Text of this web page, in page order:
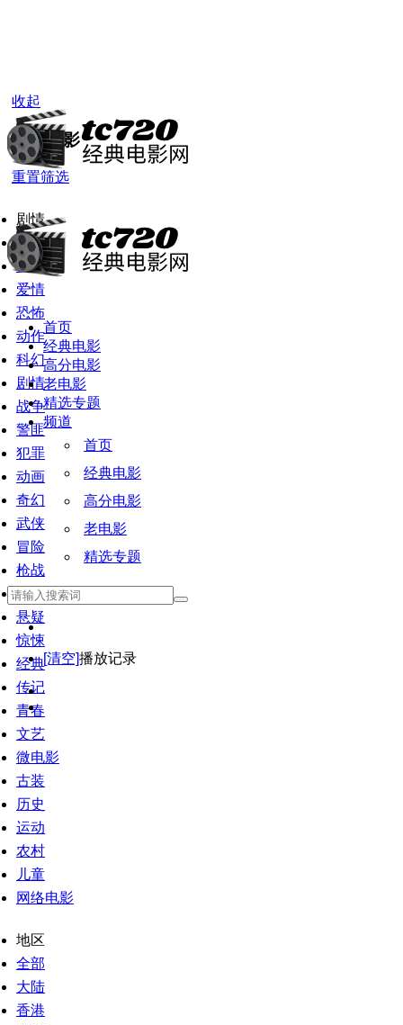
首页
经典电影
高分电影
老电影
精选专题
频道
首页
经典电影
高分电影
老电影
精选专题
[清空]播放记录
收起
经典电影
重置筛选
剧情
全部
喜剧
爱情
恐怖
动作
科幻
剧情
战争
警匪
犯罪
动画
奇幻
武侠
冒险
枪战
恐怖
悬疑
惊悚
经典
传记
青春
文艺
微电影
古装
历史
运动
农村
儿童
网络电影
地区
全部
大陆
香港